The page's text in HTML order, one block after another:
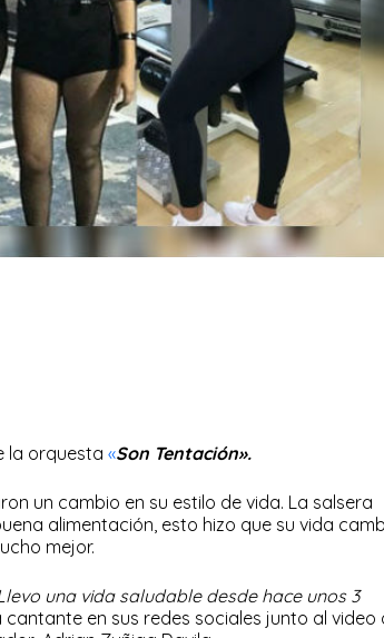
la orquesta «Son Tentación».
un cambio en su estilo de vida. La salsera
alimentación, esto hizo que su vida
mejor.
Llevo una vida saludable desde hace unos 3
cantante en sus redes sociales junto al video